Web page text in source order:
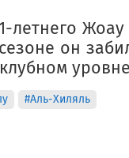
летнего
он
#Аль-Хиляль